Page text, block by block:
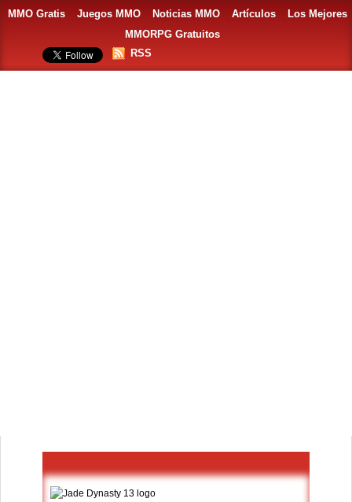
MMO Gratis Juegos MMO Noticias MMO Artículos
Los Mejores
MMORPG Gratuitos
RSS